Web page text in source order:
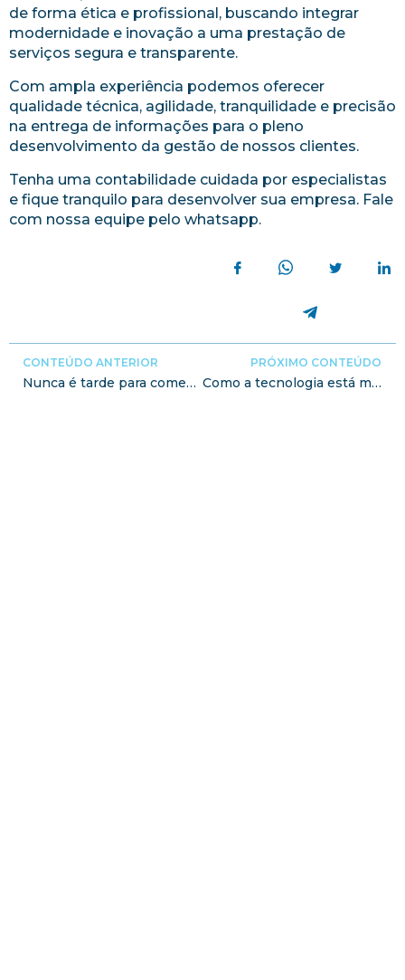
de forma ética e profissional, buscando integrar
modernidade e inovação a uma prestação de
serviços segura e transparente.
Com ampla experiência podemos oferecer
qualidade técnica, agilidade, tranquilidade e precisão
na entrega de informações para o pleno
desenvolvimento da gestão de nossos clientes.
Tenha uma contabilidade cuidada por especialistas
e fique tranquilo para desenvolver sua empresa. Fale
com nossa equipe pelo whatsapp.
CONTEÚDO ANTERIOR
Nunca é tarde para começar a empreender
PRÓXIMO CONTEÚDO
Como a tecnologia está mudando o empreendedorismo